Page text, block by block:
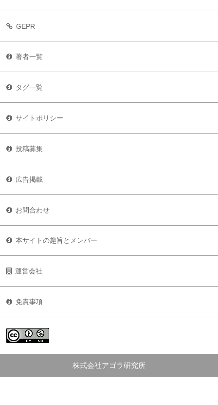
GEPR
著者一覧
タグ一覧
サイトポリシー
投稿募集
広告掲載
お問合わせ
本サイトの趣旨とメンバー
運営会社
免責事項
株式会社アゴラ研究所